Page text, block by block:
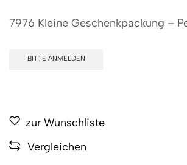
7976 Kleine Geschenkpackung –
BITTE ANMELDEN
zur Wunschliste
Vergleichen